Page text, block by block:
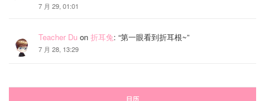
7 月 29, 01:01
Teacher Du on 折耳兔: “第一眼看到折耳根~”
7 月 28, 13:29
日历